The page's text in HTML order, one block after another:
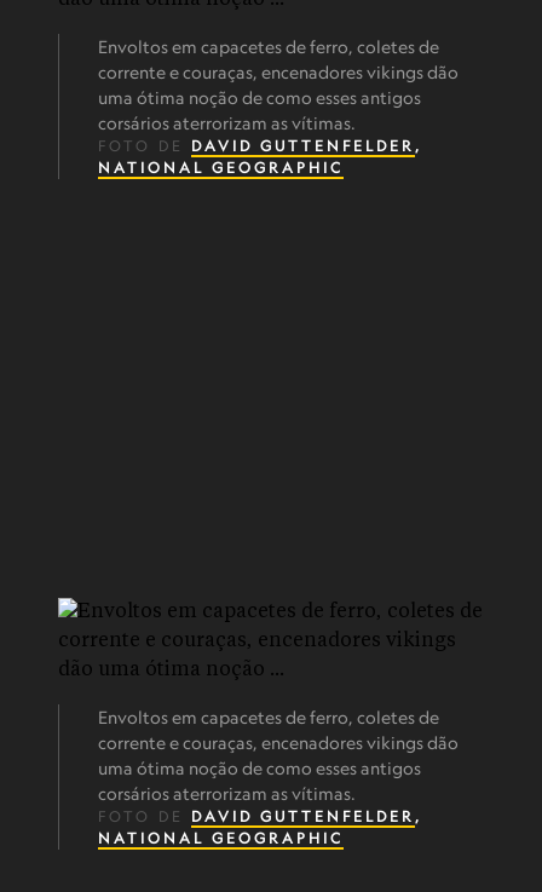
Envoltos em capacetes de ferro, coletes de
corrente e couraças, encenadores vikings dão
uma ótima noção de como esses antigos
corsários aterrorizam as vítimas.
FOTO DE DAVID GUTTENFELDER ,
NATIONAL GEOGRAPHIC
Envoltos em capacetes de ferro, coletes de
corrente e couraças, encenadores vikings dão
uma ótima noção de como esses antigos
corsários aterrorizam as vítimas.
FOTO DE DAVID GUTTENFELDER ,
NATIONAL GEOGRAPHIC